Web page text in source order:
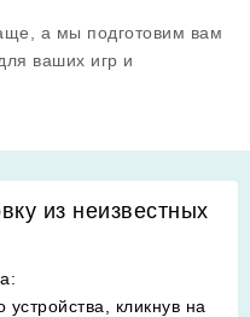
а мы подготовим вам
ваших игр и
из неизвестных
:
кликнув на